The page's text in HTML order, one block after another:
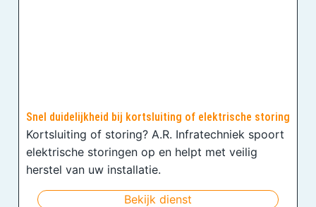
Snel duidelijkheid bij kortsluiting of elektrische storing
Kortsluiting of storing? A.R. Infratechniek spoort
elektrische storingen op en helpt met veilig
herstel van uw installatie.
Bekijk dienst